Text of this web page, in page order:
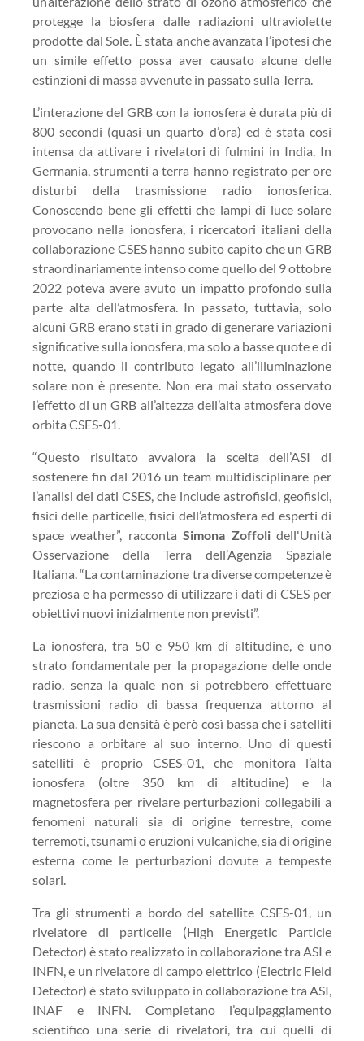
protegge la biosfera dalle radiazioni ultraviolette
prodotte dal Sole. È stata anche avanzata l’ipotesi che
un simile effetto possa aver causato alcune delle
estinzioni di massa avvenute in passato sulla Terra.
L’interazione del GRB con la ionosfera è durata più di
800 secondi (quasi un quarto d’ora) ed è stata così
intensa da attivare i rivelatori di fulmini in India. In
Germania, strumenti a terra hanno registrato per ore
disturbi della trasmissione radio ionosferica.
Conoscendo bene gli effetti che lampi di luce solare
provocano nella ionosfera, i ricercatori italiani della
collaborazione CSES hanno subito capito che un GRB
straordinariamente intenso come quello del 9 ottobre
2022 poteva avere avuto un impatto profondo sulla
parte alta dell’atmosfera. In passato, tuttavia, solo
alcuni GRB erano stati in grado di generare variazioni
significative sulla ionosfera, ma solo a basse quote e di
notte, quando il contributo legato all’illuminazione
solare non è presente. Non era mai stato osservato
l’effetto di un GRB all’altezza dell’alta atmosfera dove
orbita CSES-01.
“Questo risultato avvalora la scelta dell’ASI di
sostenere fin dal 2016 un team multidisciplinare per
l’analisi dei dati CSES, che include astrofisici, geofisici,
fisici delle particelle, fisici dell’atmosfera ed esperti di
space weather”, raccontaSimona Zoffolidell'Unità
Osservazione della Terra dell’Agenzia Spaziale
Italiana. “La contaminazione tra diverse competenze è
preziosa e ha permesso di utilizzare i dati di CSES per
obiettivi nuovi inizialmente non previsti”.
La ionosfera, tra 50 e 950 km di altitudine, è uno
strato fondamentale per la propagazione delle onde
radio, senza la quale non si potrebbero effettuare
trasmissioni radio di bassa frequenza attorno al
pianeta. La sua densità è però così bassa che i satelliti
riescono a orbitare al suo interno. Uno di questi
satelliti è proprio CSES-01, che monitora l’alta
ionosfera (oltre 350 km di altitudine) e la
magnetosfera per rivelare perturbazioni collegabili a
fenomeni naturali sia di origine terrestre, come
terremoti, tsunami o eruzioni vulcaniche, sia di origine
esterna come le perturbazioni dovute a tempeste
solari.
Tra gli strumenti a bordo del satellite CSES-01, un
rivelatore di particelle (High Energetic Particle
Detector) è stato realizzato in collaborazione tra ASI e
INFN, e un rivelatore di campo elettrico (Electric Field
Detector) è stato sviluppato in collaborazione tra ASI,
INAF e INFN. Completano l’equipaggiamento
scientifico una serie di rivelatori, tra cui quelli di